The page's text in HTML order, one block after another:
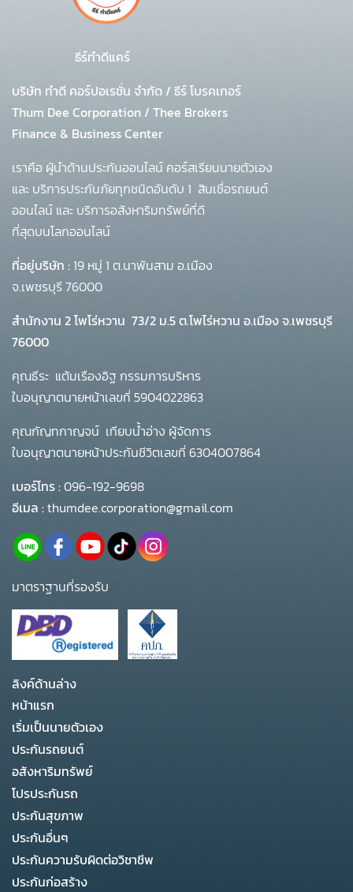
ธีร์ทำดีแคร์
บริษัท ทำดี คอร์ปอเรชั่น จำกัด / ธีร์ โบรคเกอร์
Thum Dee Corporation / Thee Brokers
Finance & Business Center
เราคือ ผู้นำด้านประกันออนไลน์ คอร์สเรียนนายตัวเอง
และ บริการประกันภัยทุกชนิดอันดับ 1 สินเชื่อรถยนต์
ออนไลน์ และ บริการอสังหาริมทรัพย์ที่ดี
ที่สุดบนโลกออนไลน์
ที่อยู่บริษัท : 19 หมู่ 1 ต.นาพันสาม อ.เมือง
จ.เพชรบุรี 76000
สำนักงาน 2 โพโร่หวาน 73/2 ม.5 ต.โพไร่หวาน อ.เมือง จ.เพชรบุรี
76000
คุณธีระ แต้มเรืองอิฐ กรรมการบริหาร
ใบอนุญาตนายหน้าเลขที่ 5904022863
คุณกัญทกาญจน์ เทียบน้ำอ่าง ผู้จัดการ
ใบอนุญาตนายหน้าประกันชีวิตเลขที่ 6304007864
เบอร์โทร :096-192-9698
อีเมล :thumdee.corporation@gmail.com
มาตราฐานที่รองรับ
ลิงค์ด้านล่าง
หน้าแรก
เริ่มเป็นนายตัวเอง
ประกันรถยนต์
อสังหาริมทรัพย์
โปรประกันรถ
ประกันสุขภาพ
ประกันอื่นๆ
ประกันความรับผิดต่อวิชาชีพ
ประกันก่อสร้าง